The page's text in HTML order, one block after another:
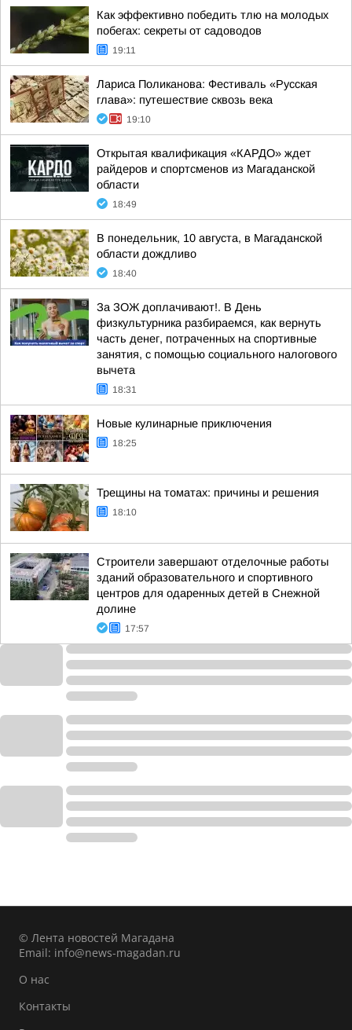
Как эффективно победить тлю на молодых
побегах: секреты от садоводов
19:11
Лариса Поликанова: Фестиваль «Русская
глава»: путешествие сквозь века
19:10
Открытая квалификация «КАРДО» ждет
райдеров и спортсменов из Магаданской
области
18:49
В понедельник, 10 августа, в Магаданской
области дождливо
18:40
За ЗОЖ доплачивают!. В День
физкультурника разбираемся, как вернуть
часть денег, потраченных на спортивные
занятия, с помощью социального налогового
вычета
18:31
Новые кулинарные приключения
18:25
Трещины на томатах: причины и решения
18:10
Строители завершают отделочные работы
зданий образовательного и спортивного
центров для одаренных детей в Снежной
долине
17:57
© Лента новостей Магадана
Email: info@news-magadan.ru
О нас
Контакты